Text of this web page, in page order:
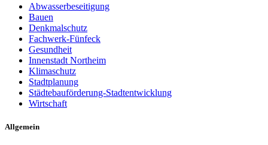
Abwasserbeseitigung
Bauen
Denkmalschutz
Fachwerk-Fünfeck
Gesundheit
Innenstadt Northeim
Klimaschutz
Stadtplanung
Städtebauförderung-Stadtentwicklung
Wirtschaft
Allgemein